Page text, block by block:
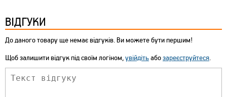
ВІДГУКИ
До даного товару ще немає відгуків. Ви можете бути першим!
Щоб залишити відгук під своїм логіном,увійдітьабозареєструйтеся.